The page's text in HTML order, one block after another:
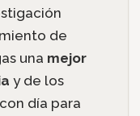
de
una mejor
y de los
día para